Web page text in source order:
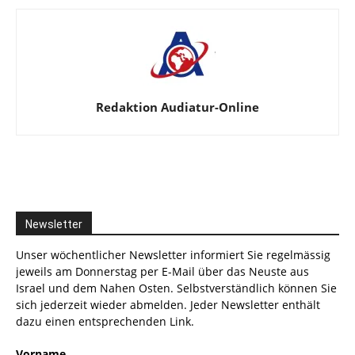
Redaktion Audiatur-Online
Newsletter
Unser wöchentlicher Newsletter informiert Sie regelmässig
jeweils am Donnerstag per E-Mail über das Neuste aus
Israel und dem Nahen Osten. Selbstverständlich können Sie
sich jederzeit wieder abmelden. Jeder Newsletter enthält
dazu einen entsprechenden Link.